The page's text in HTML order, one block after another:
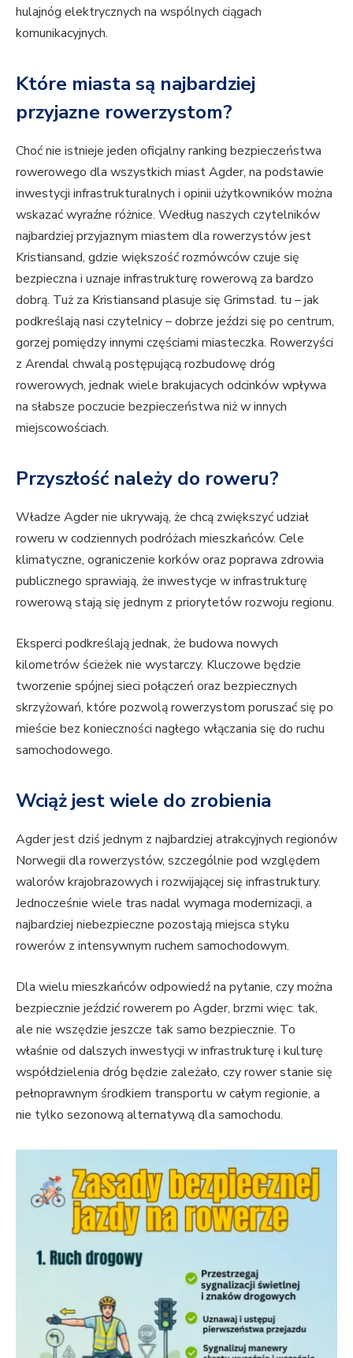
hulajnóg elektrycznych na wspólnych ciągach
komunikacyjnych.
Które miasta są najbardziej
przyjazne rowerzystom?
Choć nie istnieje jeden oficjalny ranking bezpieczeństwa
rowerowego dla wszystkich miast Agder, na podstawie
inwestycji infrastrukturalnych i opinii użytkowników można
wskazać wyraźne różnice. Według naszych czytelników
najbardziej przyjaznym miastem dla rowerzystów jest
Kristiansand, gdzie większość rozmówców czuje się
bezpieczna i uznaje infrastrukturę rowerową za bardzo
dobrą. Tuż za Kristiansand plasuje się Grimstad. tu – jak
podkreślają nasi czytelnicy – dobrze jeździ się po centrum,
gorzej pomiędzy innymi częściami miasteczka. Rowerzyści
z Arendal chwalą postępującą rozbudowę dróg
rowerowych, jednak wiele brakujacych odcinków wpływa
na słabsze poczucie bezpieczeństwa niż w innych
miejscowościach.
Przyszłość należy do roweru?
Władze Agder nie ukrywają, że chcą zwiększyć udział
roweru w codziennych podróżach mieszkańców. Cele
klimatyczne, ograniczenie korków oraz poprawa zdrowia
publicznego sprawiają, że inwestycje w infrastrukturę
rowerową stają się jednym z priorytetów rozwoju regionu.
Eksperci podkreślają jednak, że budowa nowych
kilometrów ścieżek nie wystarczy. Kluczowe będzie
tworzenie spójnej sieci połączeń oraz bezpiecznych
skrzyżowań, które pozwolą rowerzystom poruszać się po
mieście bez konieczności nagłego włączania się do ruchu
samochodowego.
Wciąż jest wiele do zrobienia
Agder jest dziś jednym z najbardziej atrakcyjnych regionów
Norwegii dla rowerzystów, szczególnie pod względem
walorów krajobrazowych i rozwijającej się infrastruktury.
Jednocześnie wiele tras nadal wymaga modernizacji, a
najbardziej niebezpieczne pozostają miejsca styku
rowerów z intensywnym ruchem samochodowym.
Dla wielu mieszkańców odpowiedź na pytanie, czy można
bezpiecznie jeździć rowerem po Agder, brzmi więc: tak,
ale nie wszędzie jeszcze tak samo bezpiecznie. To
właśnie od dalszych inwestycji w infrastrukturę i kulturę
współdzielenia dróg będzie zależało, czy rower stanie się
pełnoprawnym środkiem transportu w całym regionie, a
nie tylko sezonową alternatywą dla samochodu.